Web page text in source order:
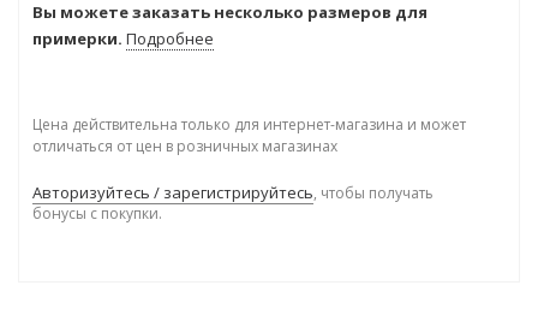
Вы можете заказать несколько размеров для
примерки. Подробнее
Цена действительна только для интернет-магазина и может
отличаться от цен в розничных магазинах
Авторизуйтесь / зарегистрируйтесь, чтобы получать
бонусы с покупки.